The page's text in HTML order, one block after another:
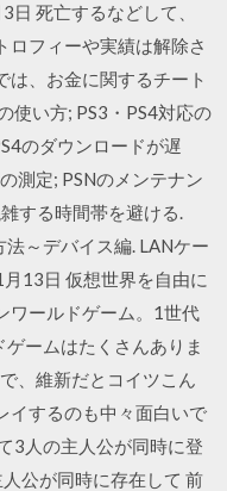
死亡するなどして、
ロフィーや実績は解除さ
、お金に関するチート
使い方; PS3・PS4対応の
のダウンロードが遅
測定; PSNのメンテナン
する時間帯を避ける.
～デバイス編. LANケー
13日 仮想世界を自由に
ワールドゲーム。1世代
ームはたくさんありま
、維新だとコイツこん
イするのも中々面白いで
3人の主人公が同時に登
公が同時に存在して 前